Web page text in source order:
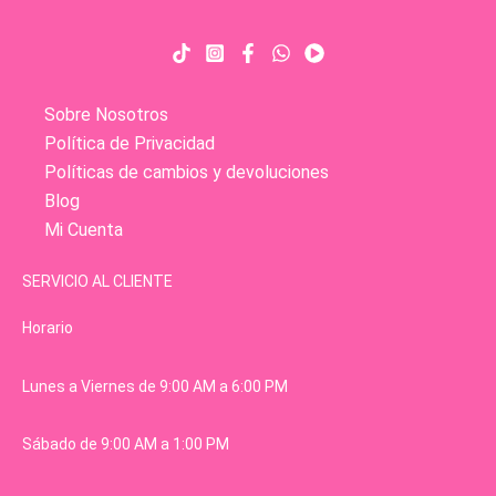
Sobre Nosotros
Política de Privacidad
Políticas de cambios y devoluciones
Blog
Mi Cuenta
SERVICIO AL CLIENTE
Horario
Lunes a Viernes de 9:00 AM a 6:00 PM
Sábado de 9:00 AM a 1:00 PM